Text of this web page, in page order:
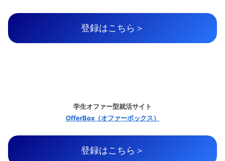
登録はこちら＞
学生オファー型就活サイト
OfferBox（オファーボックス）
登録はこちら＞